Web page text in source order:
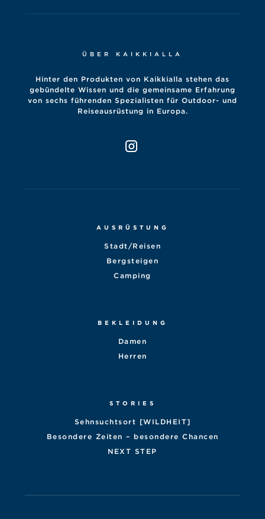
ÜBER KAIKKIALLA
Hinter den Produkten von Kaikkialla stehen das
gebündelte Wissen und die gemeinsame Erfahrung
von sechs führenden Spezialisten für Outdoor- und
Reiseausrüstung in Europa.
AUSRÜSTUNG
Stadt/Reisen
Bergsteigen
Camping
BEKLEIDUNG
Damen
Herren
STORIES
Sehnsuchtsort [WILDHEIT]
Besondere Zeiten – besondere Chancen
NEXT STEP